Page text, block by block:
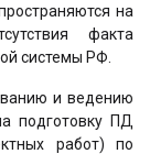
на
факта
системы РФ.
и ведению
подготовку ПД
работ) по